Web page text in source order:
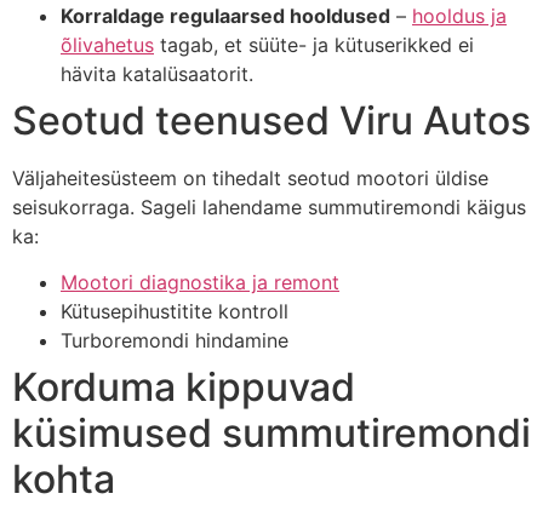
Korraldage regulaarsed hooldused – hooldus ja
õlivahetus tagab, et süüte- ja kütuserikked ei
hävita katalüsaatorit.
Seotud teenused Viru Autos
Väljaheitesüsteem on tihedalt seotud mootori üldise
seisukorraga. Sageli lahendame summutiremondi käigus
ka:
Mootori diagnostika ja remont
Kütusepihustitite kontroll
Turboremondi hindamine
Korduma kippuvad
küsimused summutiremondi
kohta